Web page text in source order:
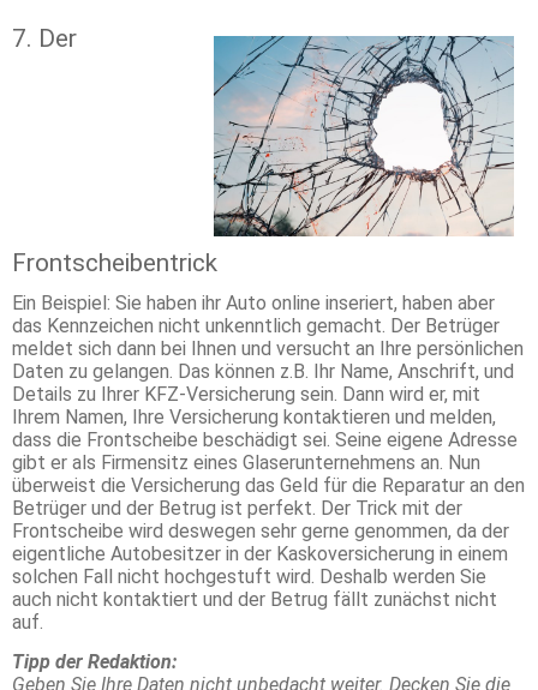
7. Der
Frontscheibentrick
Ein Beispiel: Sie haben ihr Auto online inseriert, haben aber
das Kennzeichen nicht unkenntlich gemacht. Der Betrüger
meldet sich dann bei Ihnen und versucht an Ihre persönlichen
Daten zu gelangen. Das können z.B. Ihr Name, Anschrift, und
Details zu Ihrer KFZ-Versicherung sein. Dann wird er, mit
Ihrem Namen, Ihre Versicherung kontaktieren und melden,
dass die Frontscheibe beschädigt sei. Seine eigene Adresse
gibt er als Firmensitz eines Glaserunternehmens an. Nun
überweist die Versicherung das Geld für die Reparatur an den
Betrüger und der Betrug ist perfekt. Der Trick mit der
Frontscheibe wird deswegen sehr gerne genommen, da der
eigentliche Autobesitzer in der Kaskoversicherung in einem
solchen Fall nicht hochgestuft wird. Deshalb werden Sie
auch nicht kontaktiert und der Betrug fällt zunächst nicht
auf.
Tipp der Redaktion:
Geben Sie Ihre Daten nicht unbedacht weiter. Decken Sie die